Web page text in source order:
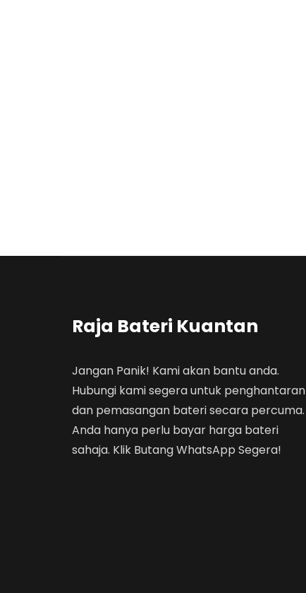
Raja Bateri Kuantan
Jangan Panik! Kami akan bantu anda.
Hubungi kami segera untuk penghantaran
dan pemasangan bateri secara percuma.
Anda hanya perlu bayar harga bateri
sahaja. Klik Butang WhatsApp Segera!